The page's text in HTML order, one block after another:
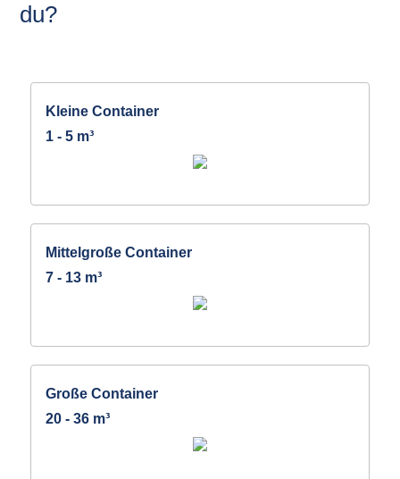
du?
Kleine Container
1 - 5 m³
Mittelgroße Container
7 - 13 m³
Große Container
20 - 36 m³